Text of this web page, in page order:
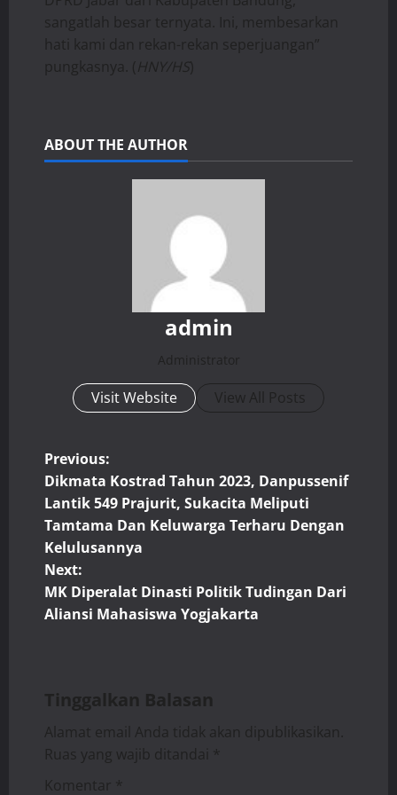
sangatlah besar ternyata. Ini, membesarkan
hati kami dan rekan-rekan seperjuangan”
pungkasnya. ( HNY/HS)
ABOUT THE AUTHOR
admin
Administrator
Visit Website View All Posts
P
o
s
t
n
v
i
g
Previous:
Dikmata Kostrad Tahun 2023, Danpussenif
Lantik 549 Prajurit, Sukacita Meliputi
Tamtama Dan Keluwarga Terharu Dengan
Kelulusannya
Next:
MK Diperalat Dinasti Politik Tudingan Dari
Aliansi Mahasiswa Yogjakarta
Tinggalkan Balasan
Alamat email Anda tidak akan dipublikasikan.
Ruas yang wajib ditandai
*
Komentar *